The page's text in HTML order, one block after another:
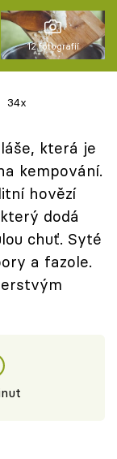
12 fotografií
34x
která je
kempování.
hovězí
dodá
chuť. Syté
a fazole.